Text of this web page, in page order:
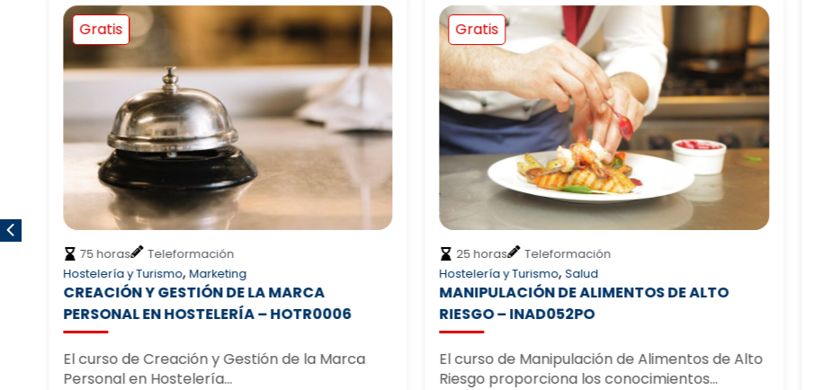
Gratis
75 horas
Teleformación
Hostelería y Turismo, Marketing
CREACIÓN Y GESTIÓN DE LA MARCA
PERSONAL EN HOSTELERÍA – HOTR0006
El curso de Creación y Gestión de la Marca
Personal en Hostelería…
Gratis
25 horas
Teleformación
Hostelería y Turismo, Salud
MANIPULACIÓN DE ALIMENTOS DE ALTO
RIESGO – INAD052PO
El curso de Manipulación de Alimentos de Alto
Riesgo proporciona los conocimientos…